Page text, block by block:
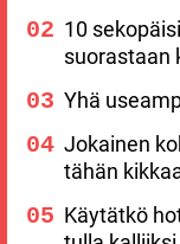
10
suorastaan
Yhä
Jokainen
tähän
Käytätkö